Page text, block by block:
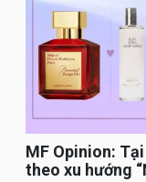
MF Opinion:
theo xu hướng